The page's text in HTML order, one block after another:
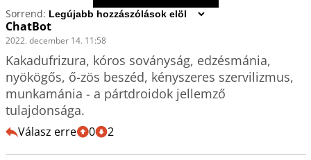
Sorrend:
ChatBot
2022. december 14. 11:58
Kakadufrizura, kóros soványság, edzésmánia,
nyökögős, ő-zös beszéd, kényszeres szervilizmus,
munkamánia - a pártdroidok jellemző
tulajdonsága.
Válasz erre 0 2